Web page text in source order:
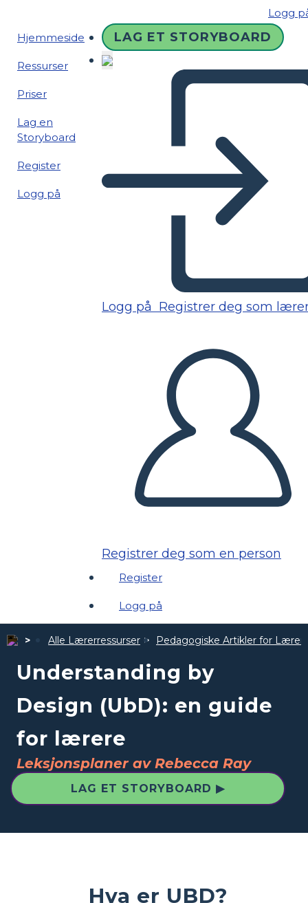
Logg
Hjemmeside
Ressurser
Priser
Lag en
Storyboard
Register
Logg på
LAG ET STORYBOARD
Logg på Registrer deg som
Registrer deg som en person
Register
Logg på
Alle Lærerressurser Pedagogiske Artikler for
Understanding by
Design (UbD): en guide
for lærere
Leksjonsplaner av Rebecca Ray
LAG ET STORYBOARD ▶
Hva er UBD?